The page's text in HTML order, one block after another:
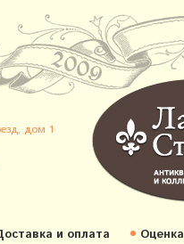
дом 1
и оплата Оценка